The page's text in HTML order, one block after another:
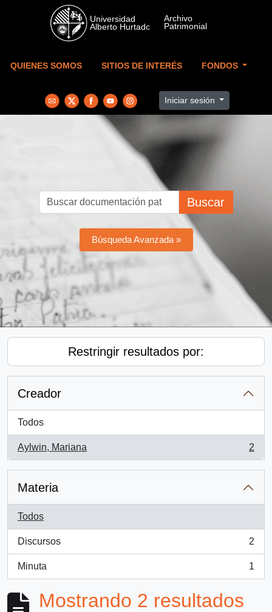
Skip to main content
QUIENES SOMOS SITIOS DE INTERÉS FONDOS
Iniciar sesión
Buscar
Búsqueda Avanzada »
Restringir resultados por:
Creador
Todos
Aylwin, Mariana
, 2 resultados
2
Materia
Todos
Discursos
, 2 resultados
2
Minuta
, 1 resultados
1
Mostrando 2 resultados